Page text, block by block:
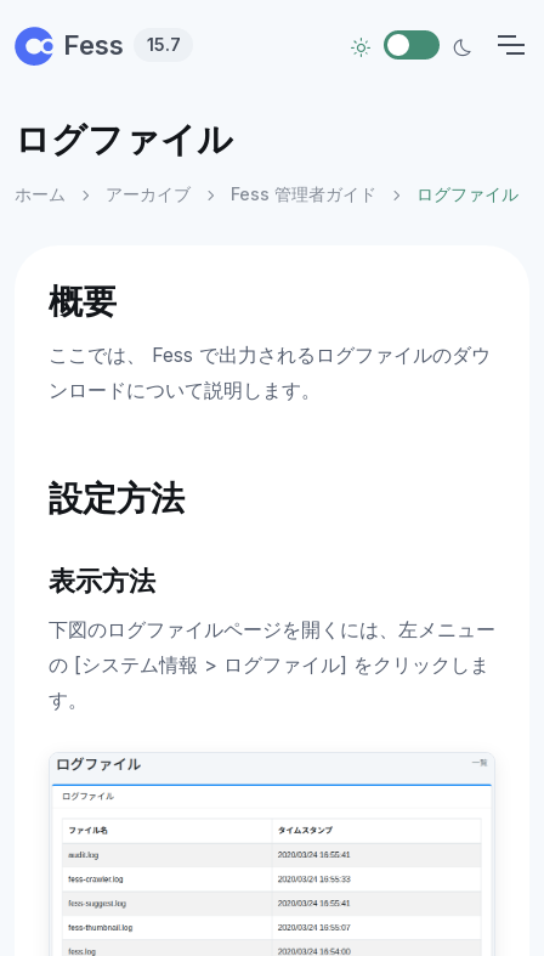
Fess 15.7
ログファイル
ホーム アーカイブ Fess 管理者ガイド ログファイル
概要
ここでは、 Fess で出力されるログファイルのダウ
ンロードについて説明します。
設定方法
表示方法
下図のログファイルページを開くには、左メニュー
の [システム情報 > ログファイル] をクリックしま
す。